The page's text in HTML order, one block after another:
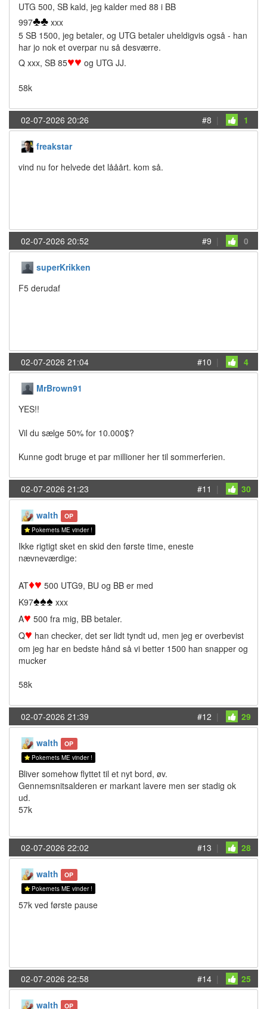
UTG 500, SB kald, jeg kalder med 88 i BB
997♣♣ xxx
5 SB 1500, jeg betaler, og UTG betaler uheldigvis også - han
har jo nok et overpar nu så desværre.
Q xxx, SB 85♥♥ og UTG JJ.
58k
02-07-2026 20:26 #8 | 1
freakstar
vind nu for helvede det lååårt. kom så.
02-07-2026 20:52 #9 | 0
superKrikken
F5 derudaf
02-07-2026 21:04 #10 | 4
MrBrown91
YES!!
Vil du sælge 50% for 10.000$?
Kunne godt bruge et par millioner her til sommerferien.
02-07-2026 21:23 #11 | 30
walth OP
Pokernets ME vinder !
Ikke rigtigt sket en skid den første time, eneste
nævneværdige:
AT♦♥ 500 UTG9, BU og BB er med
K97♠♠♠ xxx
A♥ 500 fra mig, BB betaler.
Q♥ han checker, det ser lidt tyndt ud, men jeg er overbevist
om jeg har en bedste hånd så vi better 1500 han snapper og
mucker
58k
02-07-2026 21:39 #12 | 29
walth OP
Pokernets ME vinder !
Bliver somehow flyttet til et nyt bord, øv.
Gennemsnitsalderen er markant lavere men ser stadig ok
ud.
57k
02-07-2026 22:02 #13 | 28
walth OP
Pokernets ME vinder !
57k ved første pause
02-07-2026 22:58 #14 | 25
walth OP